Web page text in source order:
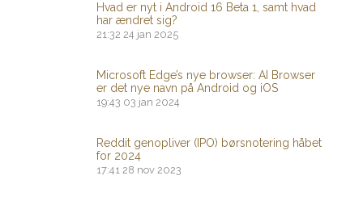
Hvad er nyt i Android 16 Beta 1, samt hvad
har ændret sig?
21:32 24 jan 2025
Microsoft Edge’s nye browser: AI Browser
er det nye navn på Android og iOS
19:43 03 jan 2024
Reddit genopliver (IPO) børsnotering håbet
for 2024
17:41 28 nov 2023